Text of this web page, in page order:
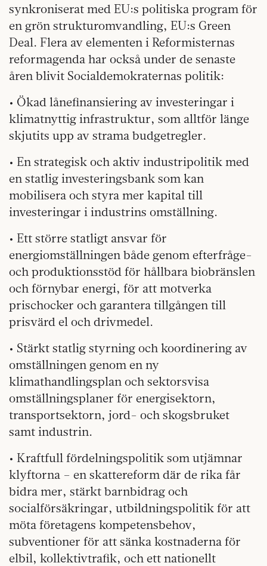
synkroniserat med EU:s politiska program för
en grön strukturomvandling, EU:s Green
Deal. Flera av elementen i Reformisternas
reformagenda har också under de senaste
åren blivit Socialdemokraternas politik:
• Ökad lånefinansiering av investeringar i
klimatnyttig infrastruktur, som alltför länge
skjutits upp av strama budgetregler.
• En strategisk och aktiv industripolitik med
en statlig investeringsbank som kan
mobilisera och styra mer kapital till
investeringar i industrins omställning.
• Ett större statligt ansvar för
energiomställningen både genom efterfråge-
och produktionsstöd för hållbara biobränslen
och förnybar energi, för att motverka
prischocker och garantera tillgången till
prisvärd el och drivmedel.
• Stärkt statlig styrning och koordinering av
omställningen genom en ny
klimathandlingsplan och sektorsvisa
omställningsplaner för energisektorn,
transportsektorn, jord- och skogsbruket
samt industrin.
• Kraftfull fördelningspolitik som utjämnar
klyftorna – en skattereform där de rika får
bidra mer, stärkt barnbidrag och
socialförsäkringar, utbildningspolitik för att
möta företagens kompetensbehov,
subventioner för att sänka kostnaderna för
elbil, kollektivtrafik, och ett nationellt